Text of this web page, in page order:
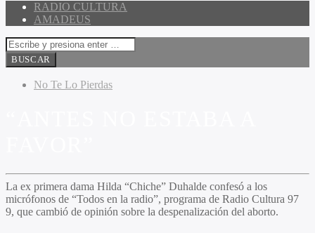
RADIO CULTURA
AMADEUS
No Te Lo Pierdas
La ex primera dama Hilda “Chiche” Duhalde confesó a los
micrófonos de “Todos en la radio”, programa de Radio Cultura 97
9, que cambió de opinión sobre la despenalización del aborto.